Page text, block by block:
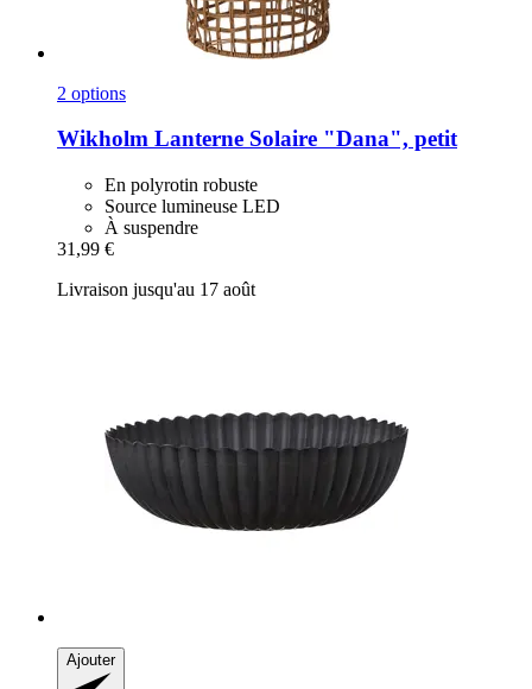
2 options
Wikholm Lanterne Solaire "Dana", petit
En polyrotin robuste
Source lumineuse LED
À suspendre
31,99 €
Livraison jusqu'au 17 août
Ajouter